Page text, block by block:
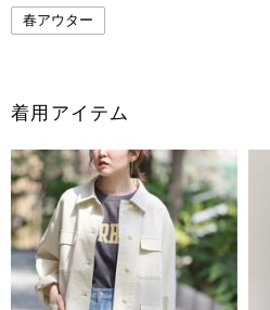
春アウター
着用アイテム